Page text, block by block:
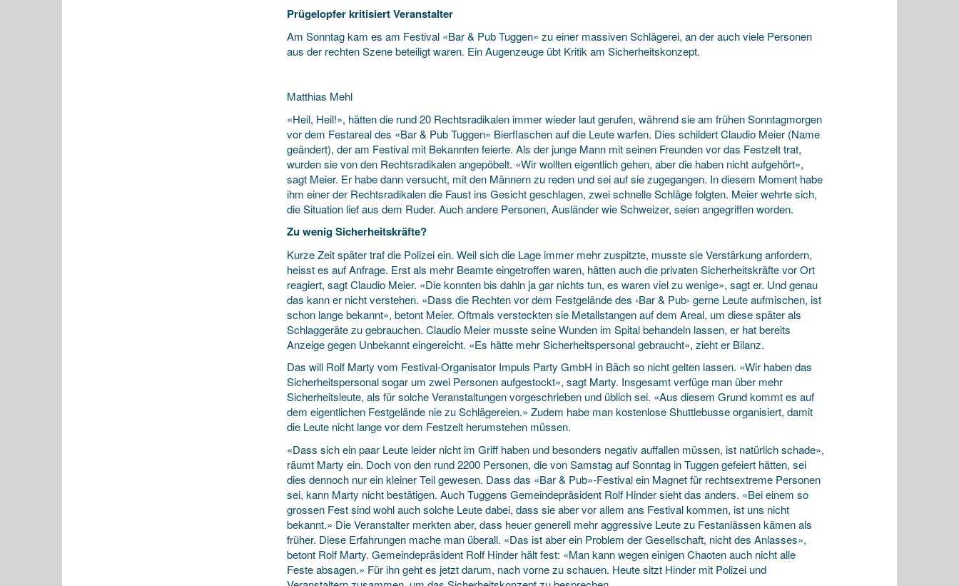
Prügelopfer kritisiert Veranstalter
Am Sonntag kam es am Festival «Bar & Pub Tuggen» zu einer massiven Schlägerei, an der auch viele Personen
aus der rechten Szene beteiligt waren. Ein Augenzeuge übt Kritik am Sicherheitskonzept.
Matthias Mehl
«Heil, Heil!», hätten die rund 20 Rechtsradikalen immer wieder laut gerufen, während sie am frühen Sonntagmorgen
vor dem Festareal des «Bar & Pub Tuggen» Bierflaschen auf die Leute warfen. Dies schildert Claudio Meier (Name
geändert), der am Festival mit Bekannten feierte. Als der junge Mann mit seinen Freunden vor das Festzelt trat,
wurden sie von den Rechtsradikalen angepöbelt. «Wir wollten eigentlich gehen, aber die haben nicht aufgehört»,
sagt Meier. Er habe dann versucht, mit den Männern zu reden und sei auf sie zugegangen. In diesem Moment habe
ihm einer der Rechtsradikalen die Faust ins Gesicht geschlagen, zwei schnelle Schläge folgten. Meier wehrte sich,
die Situation lief aus dem Ruder. Auch andere Personen, Ausländer wie Schweizer, seien angegriffen worden.
Zu wenig Sicherheitskräfte?
Kurze Zeit später traf die Polizei ein. Weil sich die Lage immer mehr zuspitzte, musste sie Verstärkung anfordern,
heisst es auf Anfrage. Erst als mehr Beamte eingetroffen waren, hätten auch die privaten Sicherheitskräfte vor Ort
reagiert, sagt Claudio Meier. «Die konnten bis dahin ja gar nichts tun, es waren viel zu wenige», sagt er. Und genau
das kann er nicht verstehen. «Dass die Rechten vor dem Festgelände des ‹Bar & Pub› gerne Leute aufmischen, ist
schon lange bekannt», betont Meier. Oftmals versteckten sie Metallstangen auf dem Areal, um diese später als
Schlaggeräte zu gebrauchen. Claudio Meier musste seine Wunden im Spital behandeln lassen, er hat bereits
Anzeige gegen Unbekannt eingereicht. «Es hätte mehr Sicherheitspersonal gebraucht», zieht er Bilanz.
Das will Rolf Marty vom Festival-Organisator Impuls Party GmbH in Bäch so nicht gelten lassen. «Wir haben das
Sicherheitspersonal sogar um zwei Personen aufgestockt», sagt Marty. Insgesamt verfüge man über mehr
Sicherheitsleute, als für solche Veranstaltungen vorgeschrieben und üblich sei. «Aus diesem Grund kommt es auf
dem eigentlichen Festgelände nie zu Schlägereien.» Zudem habe man kostenlose Shuttlebusse organisiert, damit
die Leute nicht lange vor dem Festzelt herumstehen müssen.
«Dass sich ein paar Leute leider nicht im Griff haben und besonders negativ auffallen müssen, ist natürlich schade»,
räumt Marty ein. Doch von den rund 2200 Personen, die von Samstag auf Sonntag in Tuggen gefeiert hätten, sei
dies dennoch nur ein kleiner Teil gewesen. Dass das «Bar & Pub»-Festival ein Magnet für rechtsextreme Personen
sei, kann Marty nicht bestätigen. Auch Tuggens Gemeindepräsident Rolf Hinder sieht das anders. «Bei einem so
grossen Fest sind wohl auch solche Leute dabei, dass sie aber vor allem ans Festival kommen, ist uns nicht
bekannt.» Die Veranstalter merkten aber, dass heuer generell mehr aggressive Leute zu Festanlässen kämen als
früher. Diese Erfahrungen mache man überall. «Das ist aber ein Problem der Gesellschaft, nicht des Anlasses»,
betont Rolf Marty. Gemeindepräsident Rolf Hinder hält fest: «Man kann wegen einigen Chaoten auch nicht alle
Feste absagen.» Für ihn geht es jetzt darum, nach vorne zu schauen. Heute sitzt Hinder mit Polizei und